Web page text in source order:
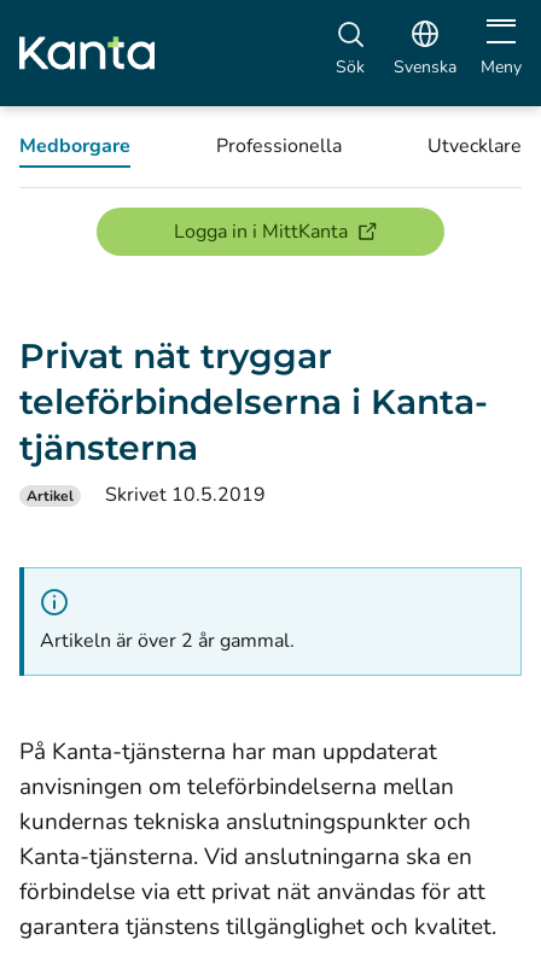
Sök Svenska Öppna
Meny
Medborgare Professionella Utvecklare
Logga in i MittKanta(öppnas i ett nytt
Privat nät tryggar
teleförbindelserna i Kanta-
tjänsterna
Artikel Skrivet 10.5.2019
Artikeln är över 2 år gammal.
På Kanta-tjänsterna har man uppdaterat
anvisningen om teleförbindelserna mellan
kundernas tekniska anslutningspunkter och
Kanta-tjänsterna. Vid anslutningarna ska en
förbindelse via ett privat nät användas för att
garantera tjänstens tillgänglighet och kvalitet.